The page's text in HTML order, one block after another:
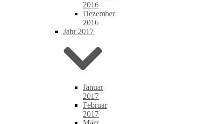
2016
Dezember
2016
Jahr 2017
Januar
2017
Februar
2017